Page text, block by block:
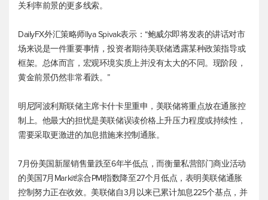
关利率前景的更多线索。
DailyFX外汇策略师Ilya Spivak表示：“鲍威尔即将发表的讲话对市
场来说是一件重要事情，投资者期待美联储透露某种政策指导或
框架。总体而言，宏观环境实质上并没有太大的不同。现阶段，
黄金前景仍然非常看跌。”
明尼阿波利斯联储主席卡什卡里重申，美联储将重点放在通胀控
制上。他最大的担忧是美联储误读价格上升压力程度或持续性，
需要采取更激进的加息措施来控制通胀。
7月份美国新屋销售量跌至6年半低点，而衡量私营部门商业活动
的美国7月Markit综合PMI指数降至27个月低点，表明美联储通胀
控制努力正在收效。美联储自3月以来已累计加息225个基点，并